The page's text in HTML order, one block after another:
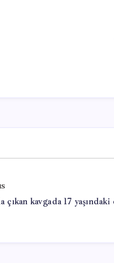
çıkan kavgada 17